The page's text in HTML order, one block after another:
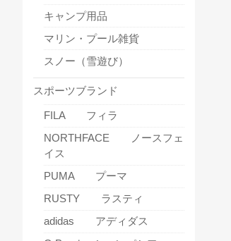
キャンプ用品
マリン・プール雑貨
スノー（雪遊び）
スポーツブランド
FILA フィラ
NORTHFACE ノースフェ
イス
PUMA プーマ
RUSTY ラスティ
adidas アディダス